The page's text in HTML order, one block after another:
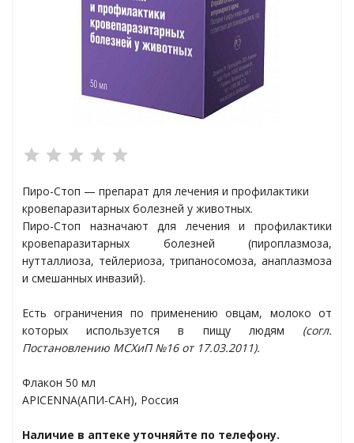
Пиро-Стоп — препарат для лечения и профилактики
кровепаразитарных болезней у животных.
Пиро-Стоп назначают для лечения и профилактики
кровепаразитарных болезней (пироплазмоза,
нутталлиоза, тейлериоза, трипаносомоза, анаплазмоза
и смешанных инвазий).
Есть ограничения по применению овцам, молоко от
которых используется в пищу людям (согл.
Постановлению МСХиП №16 от 17.03.2011).
Флакон 50 мл
APICENNA(АПИ-САН), Россия
Наличие в аптеке уточняйте по телефону.